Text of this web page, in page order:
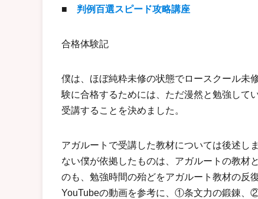
■ 判例百選スピード攻略講座
合格体験記
僕は、ほぼ純粋未修の状態でロースクール未
験に合格するためには、ただ漫然と勉強して
受講することを決めました。
アガルートで受講した教材については後述し
ない僕が依拠したものは、アガルートの教材
のも、勉強時間の殆どをアガルート教材の反
YouTubeの動画を参考に、①条文力の鍛錬、